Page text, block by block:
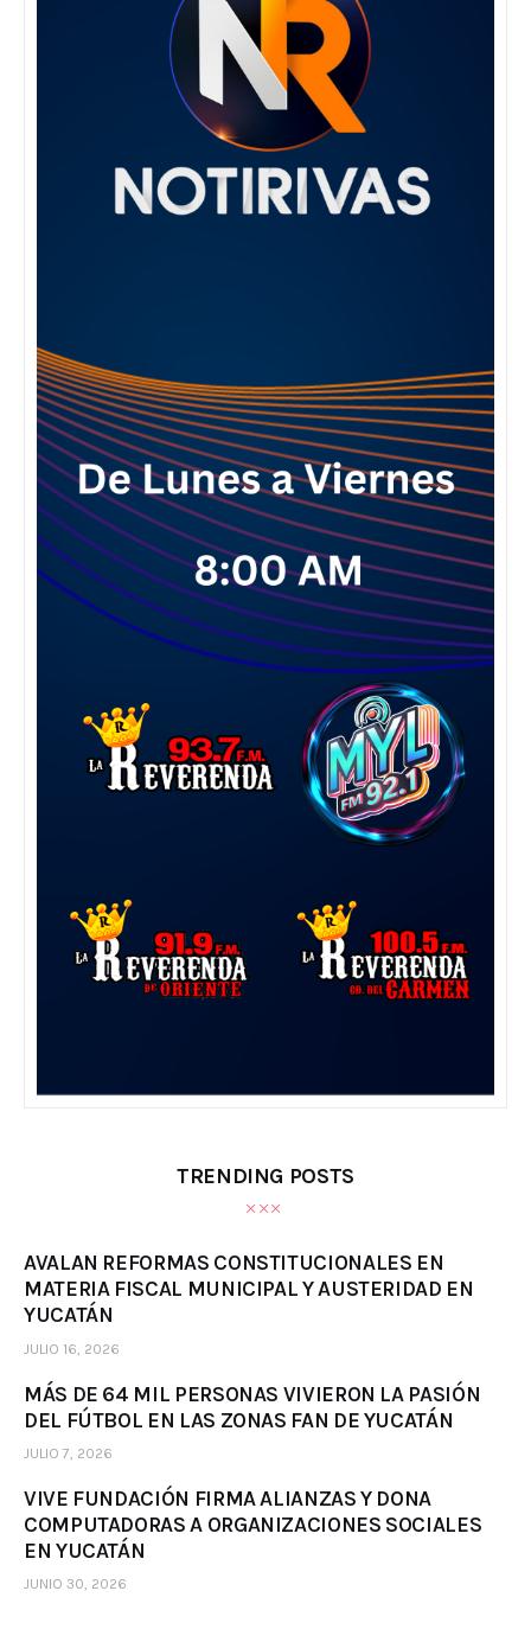
TRENDING POSTS
AVALAN REFORMAS CONSTITUCIONALES EN
MATERIA FISCAL MUNICIPAL Y AUSTERIDAD EN
YUCATÁN
JULIO 16, 2026
MÁS DE 64 MIL PERSONAS VIVIERON LA PASIÓN
DEL FÚTBOL EN LAS ZONAS FAN DE YUCATÁN
JULIO 7, 2026
VIVE FUNDACIÓN FIRMA ALIANZAS Y DONA
COMPUTADORAS A ORGANIZACIONES SOCIALES
EN YUCATÁN
JUNIO 30, 2026